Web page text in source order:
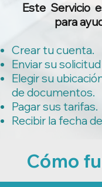
Este Servicio
para
Crear tu cuenta.
Enviar su
Elegir su
de documentos.
Pagar sus tarifas.
Recibir la fecha
Cómo